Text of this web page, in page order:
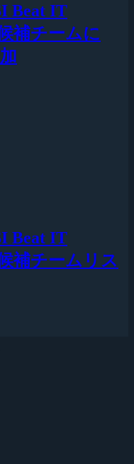
Beat IT
補チームに
Beat IT
補チームリス